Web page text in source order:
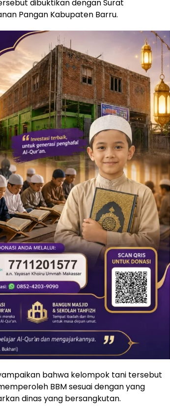
dibuktikan dengan Surat
Pangan Kabupaten Barru.
bahwa kelompok tani tersebut
BBM sesuai dengan yang
dinas yang bersangkutan.